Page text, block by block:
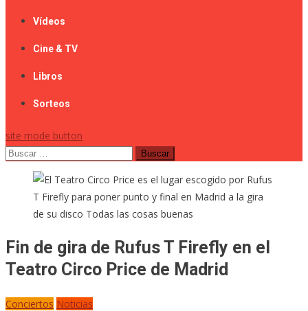
Vídeos
Cine & TV
Libros
Sorteos
site mode button
Buscar:
Fin de gira de Rufus T Firefly en el
Teatro Circo Price de Madrid
Conciertos Noticias